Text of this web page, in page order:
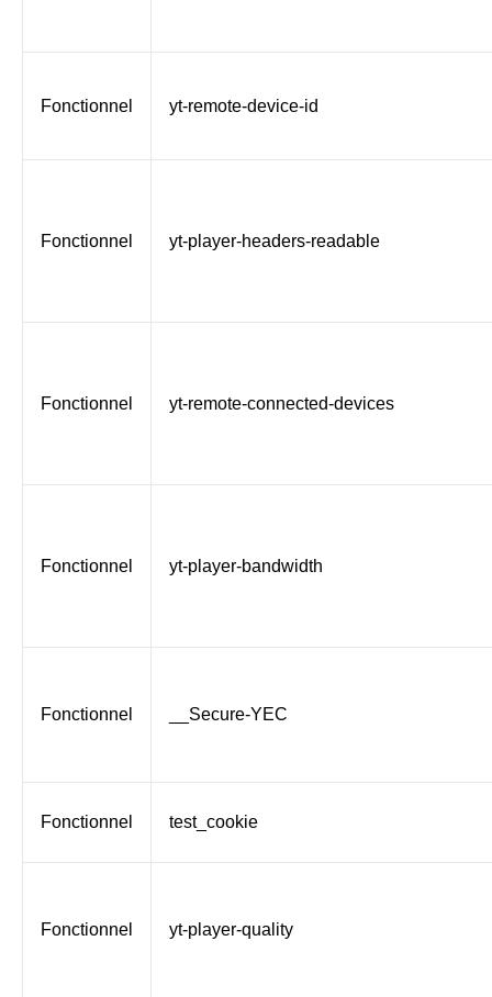
Fonctionnel yt-remote-device-id
Fonctionnel yt-player-headers-readable
Fonctionnel yt-remote-connected-devices
Fonctionnel yt-player-bandwidth
Fonctionnel __Secure-YEC
Fonctionnel test_cookie
Fonctionnel yt-player-quality